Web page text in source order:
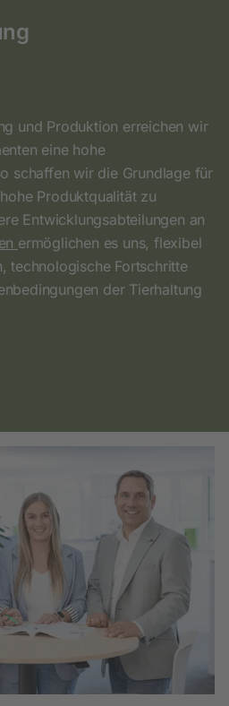
und Produktion erreichen wir
eine hohe
schaffen wir die Grundlage für
Produktqualität zu
Entwicklungsabteilungen an
ermöglichen es uns, flexibel
technologische Fortschritte
der Tierhaltung